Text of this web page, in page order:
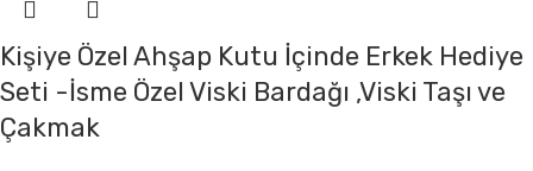
Kişiye Özel Ahşap Kutu İçinde Erkek Hediye
Seti -İsme Özel Viski Bardağı ,Viski Taşı ve
Çakmak